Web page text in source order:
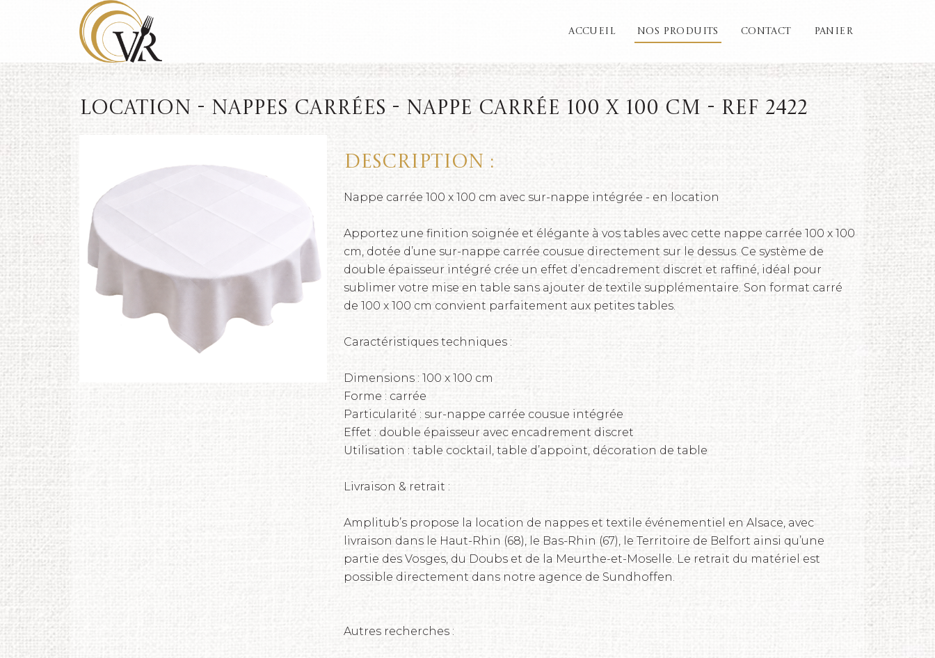
ACCUEIL NOS PRODUITS CONTACT PANIER
Location - Nappes carrées - Nappe carrée 100 x 100 cm - REF 2422
Description :
Nappe carrée 100 x 100 cm avec sur-nappe intégrée - en location
Apportez une finition soignée et élégante à vos tables avec cette nappe carrée 100 x 100
cm, dotée d’une sur-nappe carrée cousue directement sur le dessus. Ce système de
double épaisseur intégré crée un effet d’encadrement discret et raffiné, idéal pour
sublimer votre mise en table sans ajouter de textile supplémentaire. Son format carré
de 100 x 100 cm convient parfaitement aux petites tables.
Caractéristiques techniques :
Dimensions : 100 x 100 cm
Forme : carrée
Particularité : sur-nappe carrée cousue intégrée
Effet : double épaisseur avec encadrement discret
Utilisation : table cocktail, table d’appoint, décoration de table
Livraison & retrait :
Amplitub’s propose la location de nappes et textile événementiel en Alsace, avec
livraison dans le Haut-Rhin (68), le Bas-Rhin (67), le Territoire de Belfort ainsi qu’une
partie des Vosges, du Doubs et de la Meurthe-et-Moselle. Le retrait du matériel est
possible directement dans notre agence de Sundhoffen.
Autres recherches :